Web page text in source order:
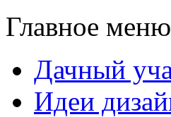
Главное меню
Дачный
Идеи